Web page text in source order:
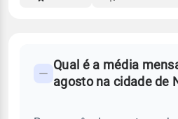
Perguntas
Qual é a média
agosto na cidade de